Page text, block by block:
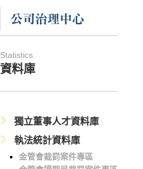
Statistics
資料庫
獨立董事人才資料庫
執法統計資料庫
金管會裁罰案件專區